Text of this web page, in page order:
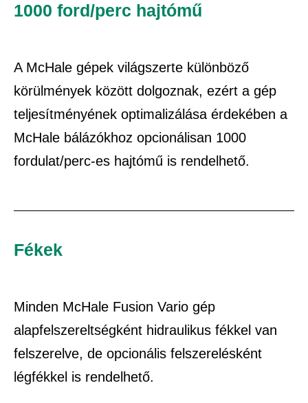
1000 ford/perc hajtómű
A McHale gépek világszerte különböző
körülmények között dolgoznak, ezért a gép
teljesítményének optimalizálása érdekében a
McHale bálázókhoz opcionálisan 1000
fordulat/perc-es hajtómű is rendelhető.
Fékek
Minden McHale Fusion Vario gép
alapfelszereltségként hidraulikus fékkel van
felszerelve, de opcionális felszerelésként
légfékkel is rendelhető.